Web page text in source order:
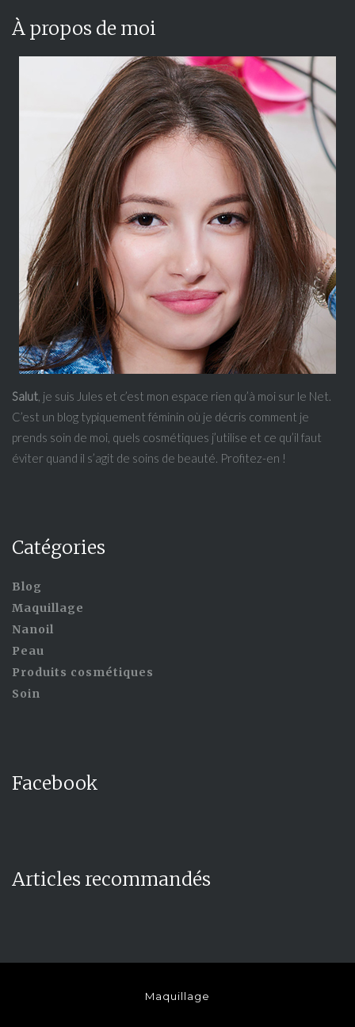
À propos de moi
Salut , je suis Jules et c’est mon espace rien qu’à moi sur le Net.
C’est un blog typiquement féminin où je décris comment je
prends soin de moi, quels cosmétiques j’utilise et ce qu’il faut
éviter quand il s’agit de soins de beauté. Profitez-en !
Catégories
Blog
Maquillage
Nanoil
Peau
Produits cosmétiques
Soin
Facebook
Articles recommandés
Maquillage